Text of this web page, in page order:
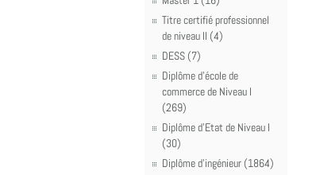
Titre certifié professionnel
de niveau II (4)
DESS (7)
Diplôme d'école de
commerce de Niveau I
(269)
Diplôme d'Etat de Niveau I
(30)
Diplôme d'ingénieur (1864)